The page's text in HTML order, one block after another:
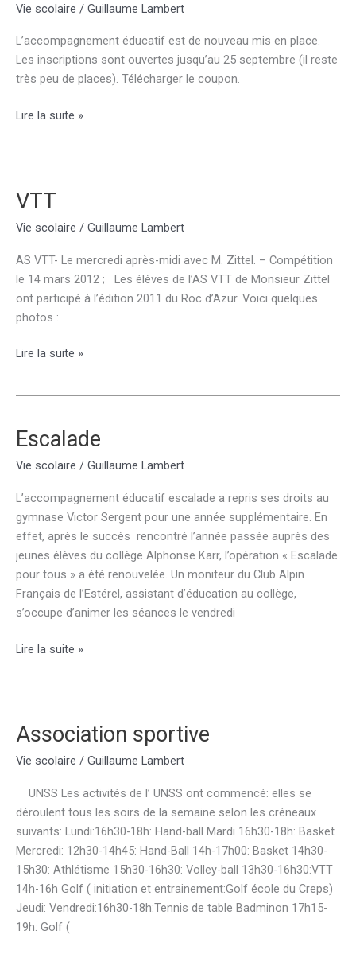
Vie scolaire / Guillaume Lambert
L’accompagnement éducatif est de nouveau mis en place.
Les inscriptions sont ouvertes jusqu’au 25 septembre (il reste
très peu de places). Télécharger le coupon.
Accompagnement
Lire la suite »
VTT
Vie scolaire / Guillaume Lambert
AS VTT- Le mercredi après-midi avec M. Zittel. – Compétition
le 14 mars 2012 ; Les élèves de l’AS VTT de Monsieur Zittel
ont participé à l’édition 2011 du Roc d’Azur. Voici quelques
photos :
VTT
Lire la suite »
Escalade
Vie scolaire / Guillaume Lambert
L’accompagnement éducatif escalade a repris ses droits au
gymnase Victor Sergent pour une année supplémentaire. En
effet, après le succès rencontré l’année passée auprès des
jeunes élèves du collège Alphonse Karr, l’opération « Escalade
pour tous » a été renouvelée. Un moniteur du Club Alpin
Français de l’Estérel, assistant d’éducation au collège,
s’occupe d’animer les séances le vendredi
Escalade
Lire la suite »
Association sportive
Vie scolaire / Guillaume Lambert
UNSS Les activités de l’ UNSS ont commencé: elles se
déroulent tous les soirs de la semaine selon les créneaux
suivants: Lundi:16h30-18h: Hand-ball Mardi 16h30-18h: Basket
Mercredi: 12h30-14h45: Hand-Ball 14h-17h00: Basket 14h30-
15h30: Athlétisme 15h30-16h30: Volley-ball 13h30-16h30:VTT
14h-16h Golf ( initiation et entrainement:Golf école du Creps)
Jeudi: Vendredi:16h30-18h:Tennis de table Badminon 17h15-
19h: Golf (